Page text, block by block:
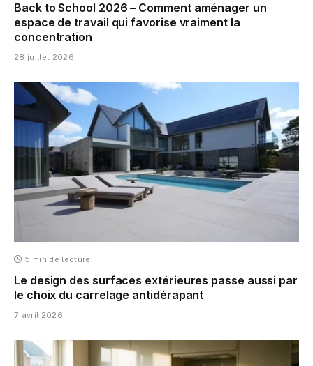
Back to School 2026 – Comment aménager un
espace de travail qui favorise vraiment la
concentration
28 juillet 2026
5 min de lecture
Le design des surfaces extérieures passe aussi par
le choix du carrelage antidérapant
7 avril 2026